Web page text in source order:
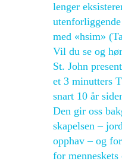
lenger
med «hsim»
Vil du se og
St. John
et 3 minutters
snart 10 år
Den gir oss
skapelsen –
opphav – og
for